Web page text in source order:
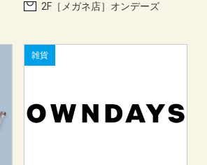
2F［メガネ店］オンデーズ
雑貨